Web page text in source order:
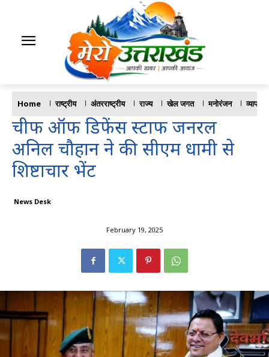
Home राष्ट्रीय अंतरराष्ट्रीय राज्य खेल जगत मनोरंजन व्यापार
चीफ ऑफ डिफेंस स्टाफ जनरल
अनिल चौहान ने की सीएम धामी से
शिष्टाचार भेंट
News Desk
February 19, 2025